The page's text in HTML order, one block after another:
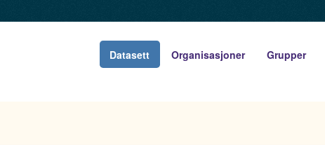
Datasett Organisasjoner Grupper